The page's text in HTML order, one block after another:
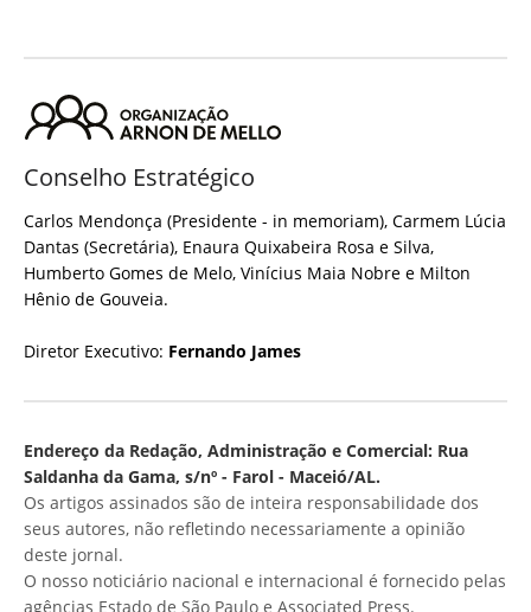
Conselho Estratégico
Carlos Mendonça (Presidente - in memoriam), Carmem Lúcia
Dantas (Secretária), Enaura Quixabeira Rosa e Silva,
Humberto Gomes de Melo, Vinícius Maia Nobre e Milton
Hênio de Gouveia.
Diretor Executivo: Fernando James
Endereço da Redação, Administração e Comercial: Rua
Saldanha da Gama, s/nº - Farol - Maceió/AL.
Os artigos assinados são de inteira responsabilidade dos
seus autores, não refletindo necessariamente a opinião
deste jornal.
O nosso noticiário nacional e internacional é fornecido pelas
agências Estado de São Paulo e Associated Press.